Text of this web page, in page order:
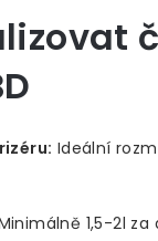
Ideální
1,5-2l